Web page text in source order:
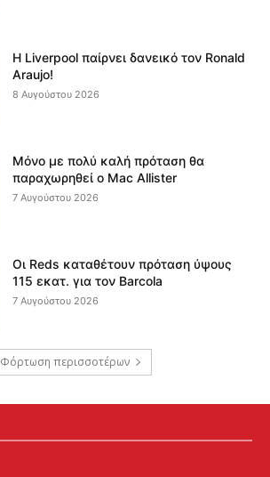
Η Liverpool παίρνει δανεικό τον Ronald
Araujo!
8 Αυγούστου 2026
Μόνο με πολύ καλή πρόταση θα
παραχωρηθεί ο Mac Allister
7 Αυγούστου 2026
Οι Reds καταθέτουν πρόταση ύψους
115 εκατ. για τον Barcola
7 Αυγούστου 2026
Φόρτωση περισσοτέρων